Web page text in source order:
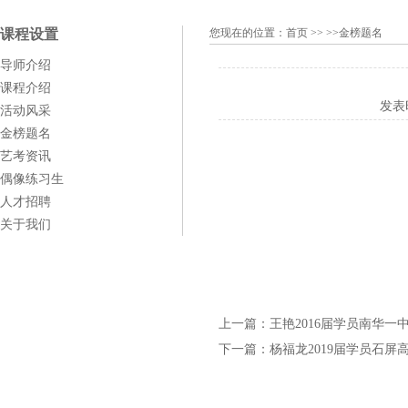
课程设置
导师介绍
课程介绍
活动风采
金榜题名
艺考资讯
偶像练习生
人才招聘
关于我们
您现在的位置： 首页 >> >>金榜题名
发表
上一篇： 王艳2016届学员南华一
下一篇： 杨福龙2019届学员石屏